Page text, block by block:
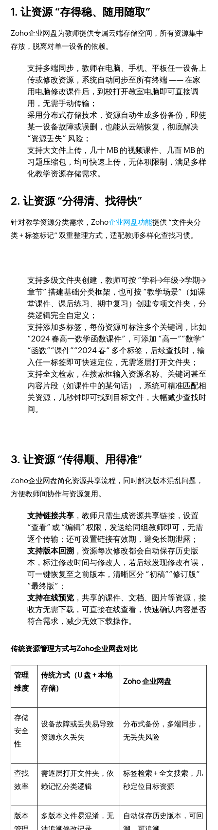
1. 让资源 “存得稳、随用随取”
Zoho企业网盘为教师提供专属云端存储空间，所有资源集中
存放，脱离对单一设备的依赖。
支持多端同步，教师在电脑、手机、平板任一设备上
传或修改资源，系统自动同步至所有终端 —— 在家
用电脑修改课件后，到校打开教室电脑即可直接调
用，无需手动传输；
采用分布式存储技术，资源自动生成多份备份，即使
某一设备故障或误删，也能从云端恢复，彻底解决
“资源丢失” 风险；
支持大文件上传，几十 MB 的视频课件、几百 MB 的
习题压缩包，均可快速上传，无体积限制，满足多样
化教学资源存储需求。
2. 让资源 “分得清、找得快”
针对教学资源分类需求，Zoho企业网盘功能提供 “文件夹分
类 + 标签标记” 双重整理方式，适配教师多样化查找习惯。
支持多级文件夹创建，教师可按 “学科→年级→学期→
章节” 搭建基础分类框架，也可按 “教学场景”（如课
堂课件、课后练习、期中复习）创建专项文件夹，分
类逻辑完全自定义；
支持添加多标签，每份资源可标注多个关键词，比如
“2024 春高一数学函数课件”，可添加 “高一”“数学”
“函数”“课件”“2024 春” 多个标签，后续查找时，输
入任一标签即可快速定位，无需逐层打开文件夹；
支持全文检索，在搜索框输入资源名称、关键词甚至
内容片段（如课件中的某句话），系统可精准匹配相
关资源，几秒钟即可找到目标文件，大幅减少查找时
间。
3. 让资源 “传得顺、用得准”
Zoho企业网盘简化资源共享流程，同时解决版本混乱问题，
方便教师间协作与资源复用。
支持链接共享 ，教师只需生成资源共享链接，设置
“查看” 或 “编辑” 权限，发送给同组教师即可，无需
逐个传输；还可设置链接有效期，避免长期泄露；
支持版本回溯 ，资源每次修改都会自动保存历史版
本，标注修改时间与修改人，若后续发现修改有误，
可一键恢复至之前版本，清晰区分 “初稿”“修订版”
“最终版”；
支持在线预览 ，共享的课件、文档、图片等资源，接
收方无需下载，可直接在线查看，快速确认内容是否
符合需求，减少无效下载操作。
传统资源管理方式与Zoho企业网盘对比
管理
维度
传统方式（U 盘 + 本地
存储）
Zoho 企业网盘
存储
安全
性
设备故障或丢失易导致
资源永久丢失
分布式备份，多端同步，
无丢失风险
查找
效率
需逐层打开文件夹，依
赖记忆分类逻辑
标签检索 + 全文搜索，几
秒定位目标资源
版本
多版本文件易混淆，无
自动保存历史版本，可回